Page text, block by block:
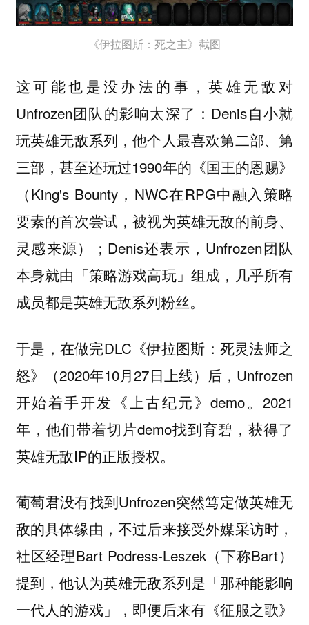
《伊拉图斯：死之主》截图
这可能也是没办法的事，英雄无敌对
Unfrozen团队的影响太深了：Denis自小就
玩英雄无敌系列，他个人最喜欢第二部、第
三部，甚至还玩过1990年的《国王的恩赐》
（King's Bounty，NWC在RPG中融入策略
要素的首次尝试，被视为英雄无敌的前身、
灵感来源）；Denis还表示，Unfrozen团队
本身就由「策略游戏高玩」组成，几乎所有
成员都是英雄无敌系列粉丝。
于是，在做完DLC《伊拉图斯：死灵法师之
怒》（2020年10月27日上线）后，Unfrozen
开始着手开发《上古纪元》demo。2021
年，他们带着切片demo找到育碧，获得了
英雄无敌IP的正版授权。
葡萄君没有找到Unfrozen突然笃定做英雄无
敌的具体缘由，不过后来接受外媒采访时，
社区经理Bart Podress-Leszek（下称Bart）
提到，他认为英雄无敌系列是「那种能影响
一代人的游戏」，即便后来有《征服之歌》